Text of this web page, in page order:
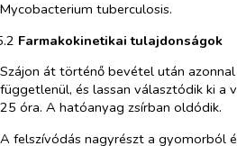
Mycobacterium tuberculosis.
Farmakokinetikai tulajdonságok
Szájon át történő bevétel után
függetlenül, és lassan választódik ki a
25 óra. A hatóanyag zsírban oldódik.
A felszívódás nagyrészt a gyomorból